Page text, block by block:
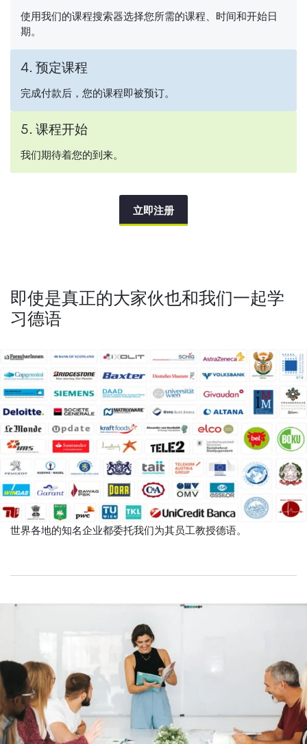
使用我们的课程搜索器选择您所需的课程、时间和开始日
期。
4. 预定课程
完成付款后，您的课程即被预订。
5. 课程开始
我们期待着您的到来。
立即注册
即使是真正的大家伙也和我们一起学
习德语
世界各地的知名企业都委托我们为其员工教授德语。